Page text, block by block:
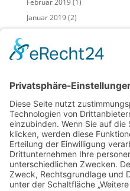
Februar 2019(1)
Januar 2019(2)
Mai 2018 (2)
Februar 2018
Januar 2018(2)
Dezember 2017(1)
November 2017(3)
Juli 2017(1)
April 2017(1)
Februar 2017(1)